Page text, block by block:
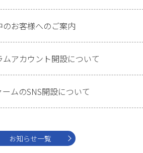
のお客様へのご案内
アカウント開設について
ムのSNS開設について
お知らせ一覧